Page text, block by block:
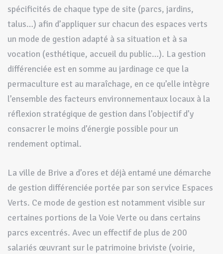
spécificités de chaque type de site (parcs, jardins,
talus…) afin d’appliquer sur chacun des espaces verts
un mode de gestion adapté à sa situation et à sa
vocation (esthétique, accueil du public…). La gestion
différenciée est en somme au jardinage ce que la
permaculture est au maraîchage, en ce qu’elle intègre
l’ensemble des facteurs environnementaux locaux à la
réflexion stratégique de gestion dans l’objectif d’y
consacrer le moins d’énergie possible pour un
rendement optimal.
La ville de Brive a d’ores et déjà entamé une démarche
de gestion différenciée portée par son service Espaces
Verts. Ce mode de gestion est notamment visible sur
certaines portions de la Voie Verte ou dans certains
parcs excentrés. Avec un effectif de plus de 200
salariés œuvrant sur le patrimoine briviste (voirie,